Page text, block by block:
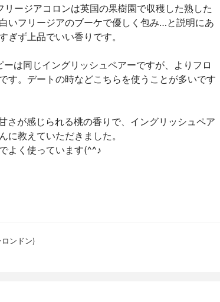
ージアコロンは英国の果樹園で収穫した熟した
いフリージアのブーケで優しく包み…と説明にあ
ぎず上品でいい香りです。
は同じイングリッシュペアーですが、よりフロ
す。デートの時などこちらを使うことが多いです
さが感じられる桃の香りで、イングリッシュペア
に教えていただきました。
よく使っています(^^♪
ンドン)